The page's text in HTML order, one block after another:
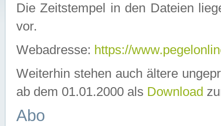
Die Zeitstempel in den Dateien
vor.
Webadresse: https://
Weiterhin stehen auch ältere
ab dem 01.01.2000 als Download
Abo